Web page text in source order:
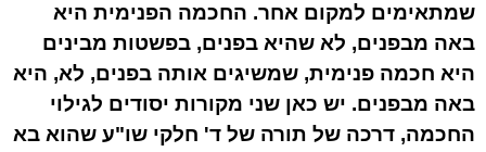
שמתאימים למקום אחר. החכמה הפנימית היא
באה מבפנים, לא שהיא בפנים, בפשטות מבינים
היא חכמה פנימית, שמשיגים אותה בפנים, לא, היא
באה מבפנים. יש כאן שני מקורות יסודים לגילוי
החכמה, דרכה של תורה של ד' חלקי שו"ע שהוא בא